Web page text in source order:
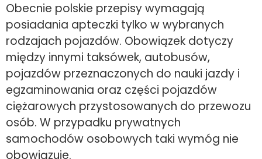
Obecnie polskie przepisy wymagają
posiadania apteczki tylko w wybranych
rodzajach pojazdów. Obowiązek dotyczy
między innymi taksówek, autobusów,
pojazdów przeznaczonych do nauki jazdy i
egzaminowania oraz części pojazdów
ciężarowych przystosowanych do przewozu
osób. W przypadku prywatnych
samochodów osobowych taki wymóg nie
obowiązuje.